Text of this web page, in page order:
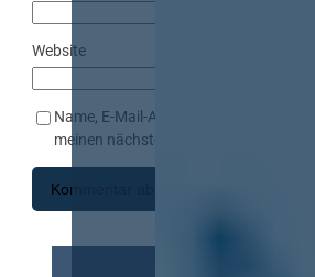
Website
Name, E-Mail-Adresse und Website in
meinen nächsten Kommentar